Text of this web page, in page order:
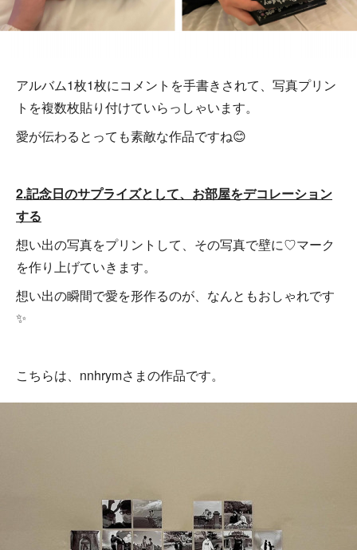
アルバム1枚1枚にコメントを手書きされて、写真プリン
トを複数枚貼り付けていらっしゃいます。
愛が伝わるとっても素敵な作品ですね😊
2.記念日のサプライズとして、お部屋をデコレーション
する
想い出の写真をプリントして、その写真で壁に♡マーク
を作り上げていきます。
想い出の瞬間で愛を形作るのが、なんともおしゃれです
✨
こちらは、nnhrymさまの作品です。